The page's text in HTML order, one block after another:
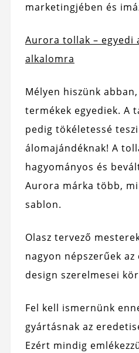
marketingjében és
Aurora tollak – egyedi
alkalomra
Mélyen hiszünk
termékek egyediek. A
pedig tökéletessé
álomajándéknak! A
hagyományos és
Aurora márka több,
sablon.
Olasz tervező
nagyon népszerűek az
design szerelmesei
Fel kell ismernünk
gyártásnak az
Ezért mindig